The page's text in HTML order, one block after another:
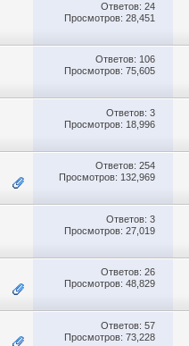
Ответов: 24
Просмотров: 28,451
Ответов: 106
Просмотров: 75,605
Ответов: 3
Просмотров: 18,996
Ответов: 254
Просмотров: 132,969
Ответов: 3
Просмотров: 27,019
Ответов: 26
Просмотров: 48,829
Ответов: 57
Просмотров: 73,228